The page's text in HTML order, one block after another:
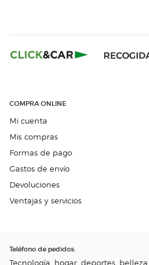
COMPRA ONLINE
Mi cuenta
Mis compras
Formas de pago
Gastos de envío
Devoluciones
Ventajas y servicios
Teléfono de pedidos:
Tecnología, hogar, deportes,